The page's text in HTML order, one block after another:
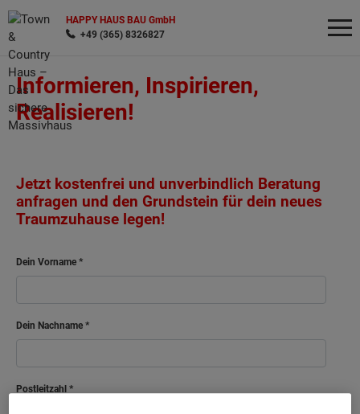
HAPPY HAUS BAU GmbH
+49 (365) 8326827
Informieren, Inspirieren,
Realisieren!
Jetzt kostenfrei und unverbindlich Beratung
anfragen und den Grundstein für dein neues
Traumzuhause legen!
Dein Vorname
Dein Nachname
Postleitzahl
Wonach möchten Sie suchen?